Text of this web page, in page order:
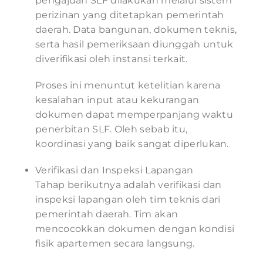
perizinan yang ditetapkan pemerintah
daerah. Data bangunan, dokumen teknis,
serta hasil pemeriksaan diunggah untuk
diverifikasi oleh instansi terkait.
Proses ini menuntut ketelitian karena
kesalahan input atau kekurangan
dokumen dapat memperpanjang waktu
penerbitan SLF. Oleh sebab itu,
koordinasi yang baik sangat diperlukan.
Verifikasi dan Inspeksi Lapangan
Tahap berikutnya adalah verifikasi dan
inspeksi lapangan oleh tim teknis dari
pemerintah daerah. Tim akan
mencocokkan dokumen dengan kondisi
fisik apartemen secara langsung.